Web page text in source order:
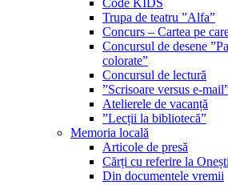
Code KIDS
Trupa de teatru ”Alfa”
Concurs – Cartea pe
Concursul de desene
colorate”
Concursul de lectură
”Scrisoare versus e-
Atelierele de vacanță
”Lecții la bibliotecă”
Memoria locală
Articole de presă
Cărți cu referire la Onești
Din documentele vremii